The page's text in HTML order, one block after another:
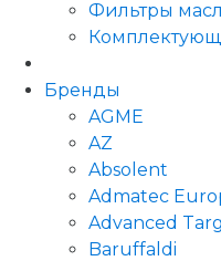
Фильтры
Бренды
AGME
AZ
Absolent
Admatec
Advanced
Baruffaldi